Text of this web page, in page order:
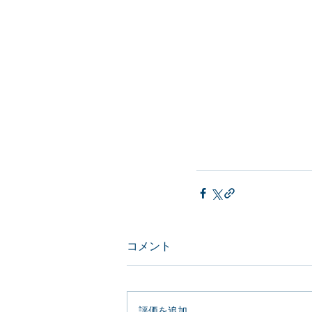
コメント